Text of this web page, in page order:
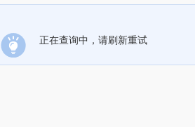
正在查询中，请刷新重试